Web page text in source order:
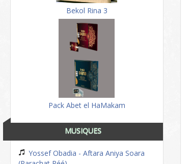
Bekol Rina 3
Pack Abet el HaMakam
MUSIQUES
Yossef Obadia - Aftara Aniya Soara